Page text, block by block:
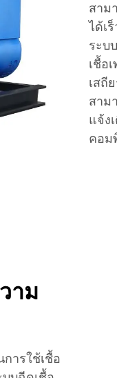
สาม
ได้เ
ระบ
เชื้อ
เสถี
สาม
แจ้ง
คอม
าม
ารใช้เชื้อ